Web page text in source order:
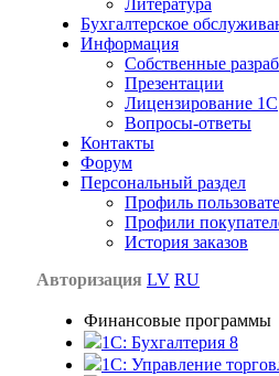
Литература
Бухгалтерское
Информация
Собственные
Презентации
Лицензирование 1С
Вопросы-ответы
Контакты
Форум
Персональный раздел
Профиль
Профили
История заказов
Авторизация LV RU
Финансовые программы
1С: Бухгалтерия 8
1C: Управление